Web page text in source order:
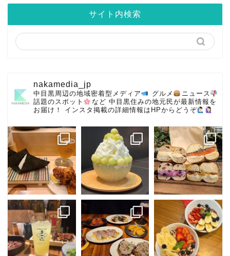
サイト内検索
nakamedia_jp
中目黒周辺の地域密着型メディア グルメ
ニュース
話題のスポット
など 中目黒住みの地元民が最新情報を
お届け！
インスタ掲載の詳細情報はHPからどうぞ